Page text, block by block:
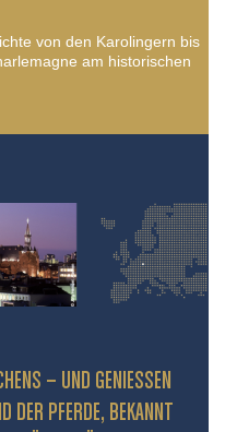
von den Karolingern bis
am historischen
– UND GENIESSEN S
PFERDE, BEKANNT D